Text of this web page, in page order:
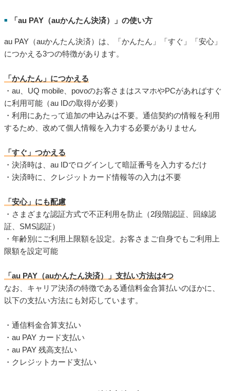
■ 「au PAY（auかんたん決済）」の使い方
au PAY（auかんたん決済）は、「かんたん」「すぐ」「安心」
につかえる3つの特徴があります。
「かんたん」につかえる
・au、UQ mobile、povoのお客さまはスマホやPCがあればすぐ
に利用可能（au IDの取得が必要）
・利用にあたって追加の申込みは不要。通信契約の情報を利用
するため、改めて個人情報を入力する必要がありません
「すぐ」つかえる
・決済時は、au IDでログインして暗証番号を入力するだけ
・決済時に、クレジットカード情報等の入力は不要
「安心」にも配慮
・さまざまな認証方式で不正利用を防止（2段階認証、回線認
証、SMS認証）
・年齢別にご利用上限額を設定。お客さまご自身でもご利用上
限額を設定可能
「au PAY（auかんたん決済）」支払い方法は4つ
なお、キャリア決済の特徴である通信料金合算払いのほかに、
以下の支払い方法にも対応しています。
・通信料金合算支払い
・au PAY カード支払い
・au PAY 残高支払い
・クレジットカード支払い